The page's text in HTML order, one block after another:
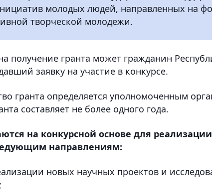
молодых людей, направленных на
творческой молодежи.
получение гранта может гражданин
заявку на участие в конкурсе.
гранта определяется уполномоченным
составляет не более одного года.
на конкурсной основе для
направлениям:
новых научных проектов и